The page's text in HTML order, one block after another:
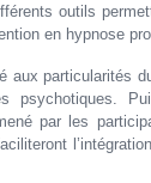
outils
en hypnose
aux particularités
psychotiques.
par les